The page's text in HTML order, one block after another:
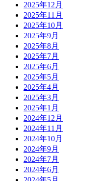
2025年12月
2025年11月
2025年10月
2025年9月
2025年8月
2025年7月
2025年6月
2025年5月
2025年4月
2025年3月
2025年1月
2024年12月
2024年11月
2024年10月
2024年9月
2024年7月
2024年6月